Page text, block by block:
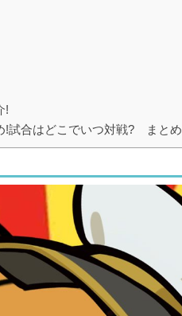
!
!試合はどこでいつ対戦? まとめ